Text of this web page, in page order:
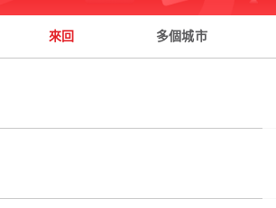
來回 多個城市